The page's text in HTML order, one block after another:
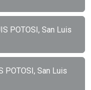
POTOSI, San Luis
POTOSI, San Luis